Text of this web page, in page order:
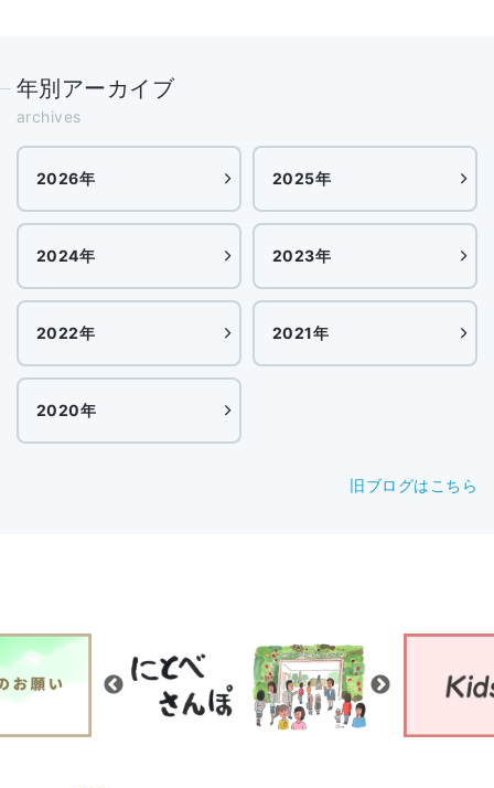
年別アーカイブ
archives
2026年 2025年
2024年 2023年
2022年 2021年
2020年
旧ブログはこちら